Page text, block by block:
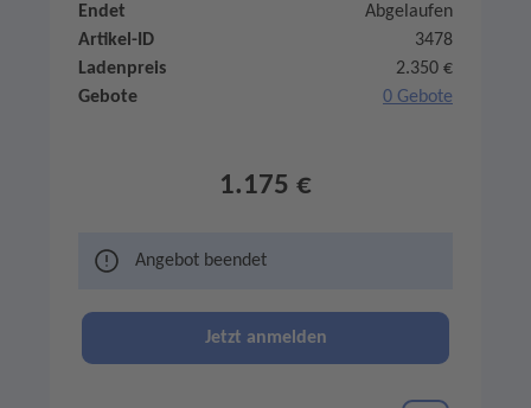
Endet
Abgelaufen
Artikel-ID
3478
Ladenpreis
2.350 €
Gebote
0 Gebote
1.175 €
Angebot beendet
Jetzt anmelden